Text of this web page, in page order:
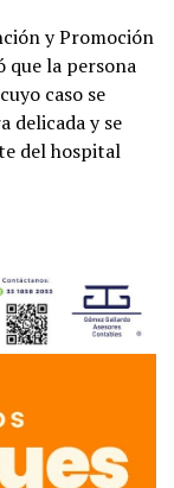
y Promoción
que la persona
caso se
delicada y se
del hospital